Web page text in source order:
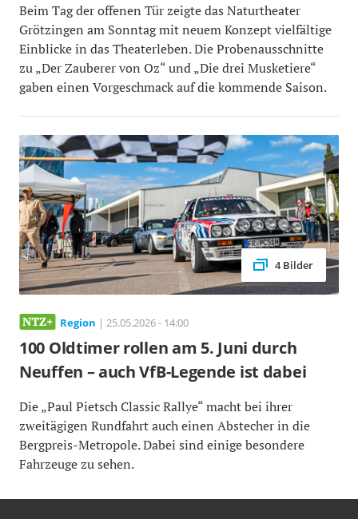
Beim Tag der offenen Tür zeigte das Naturtheater
Grötzingen am Sonntag mit neuem Konzept vielfältige
Einblicke in das Theaterleben. Die Probenausschnitte
zu „Der Zauberer von Oz“ und „Die drei Musketiere“
gaben einen Vorgeschmack auf die kommende Saison.
4 Bilder
Region | 25.05.2026 - 14:00
100 Oldtimer rollen am 5. Juni durch
Neuffen – auch VfB-Legende ist dabei
Die „Paul Pietsch Classic Rallye“ macht bei ihrer
zweitägigen Rundfahrt auch einen Abstecher in die
Bergpreis-Metropole. Dabei sind einige besondere
Fahrzeuge zu sehen.